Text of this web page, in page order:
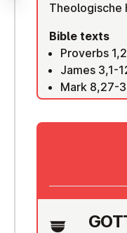
Theologische
Bible texts
Proverbs
James 3,1-
Mark 8,27-